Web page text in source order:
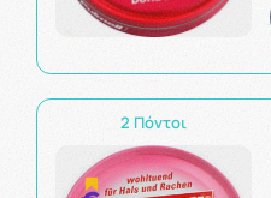
2 Πόντοι